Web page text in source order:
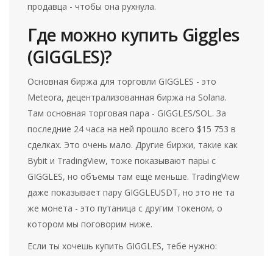
продавца - чтобы она рухнула.
Где можно купить Giggles
(GIGGLES)?
Основная биржа для торговли GIGGLES - это
Meteora, децентрализованная биржа на Solana.
Там основная торговая пара - GIGGLES/SOL. За
последние 24 часа на ней прошло всего $15 753 в
сделках. Это очень мало. Другие биржи, такие как
Bybit и TradingView, тоже показывают пары с
GIGGLES, но объёмы там ещё меньше. TradingView
даже показывает пару GIGGLEUSDT, но это не та
же монета - это путаница с другим токеном, о
котором мы поговорим ниже.
Если ты хочешь купить GIGGLES, тебе нужно: